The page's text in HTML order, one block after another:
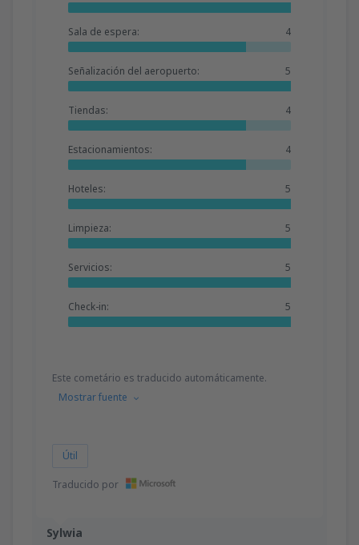
Sylwia
Sala de espera: 4
Señalización del aeropuerto: 5
Tiendas: 4
Estacionamientos: 4
Hoteles: 5
Limpieza: 5
Servicios: 5
Check-in: 5
Este cometário es traducido automáticamente.
Mostrar fuente
Útil
Traducido por